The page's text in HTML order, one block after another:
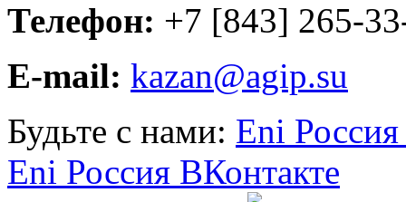
Телефон: +7 [843] 265-
E-mail: kazan@agip.su
Будьте с нами: Eni
Eni Россия ВКонтакте